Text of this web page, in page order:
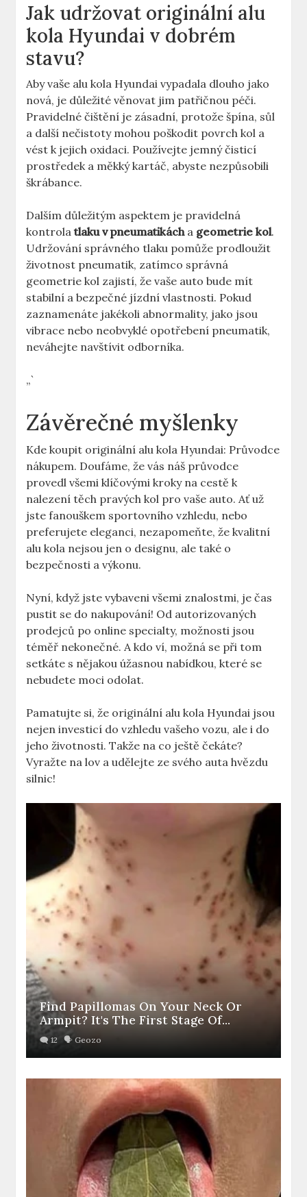
Jak udržovat originální alu
kola Hyundai v dobrém
stavu?
Aby vaše alu kola Hyundai vypadala dlouho jako
nová, je důležité věnovat jim patřičnou péči.
Pravidelné čištění je zásadní, protože špína, sůl
a další nečistoty mohou poškodit povrch kol a
vést k jejich oxidaci. Používejte jemný čisticí
prostředek a měkký kartáč, abyste nezpůsobili
škrábance.
Dalším důležitým aspektem je pravidelná
kontrolatlaku v pneumatikácha geometrie kol.
Udržování správného tlaku pomůže prodloužit
životnost pneumatik, zatímco správná
geometrie kol zajistí, že vaše auto bude mít
stabilní a bezpečné jízdní vlastnosti. Pokud
zaznamenáte jakékoli abnormality, jako jsou
vibrace nebo neobvyklé opotřebení pneumatik,
neváhejte navštívit odborníka.
„`
Závěrečné myšlenky
Kde koupit originální alu kola Hyundai: Průvodce
nákupem. Doufáme, že vás náš průvodce
provedl všemi klíčovými kroky na cestě k
nalezení těch pravých kol pro vaše auto. Ať už
jste fanouškem sportovního vzhledu, nebo
preferujete eleganci, nezapomeňte, že kvalitní
alu kola nejsou jen o designu, ale také o
bezpečnosti a výkonu.
Nyní, když jste vybaveni všemi znalostmi, je čas
pustit se do nakupování! Od autorizovaných
prodejců po online specialty, možnosti jsou
téměř nekonečné. A kdo ví, možná se při tom
setkáte s nějakou úžasnou nabídkou, které se
nebudete moci odolat.
Pamatujte si, že originální alu kola Hyundai jsou
nejen investicí do vzhledu vašeho vozu, ale i do
jeho životnosti. Takže na co ještě čekáte?
Vyražte na lov a udělejte ze svého auta hvězdu
silnic!
Find Papillomas On Your Neck Or
Armpit? It's The First Stage Of...